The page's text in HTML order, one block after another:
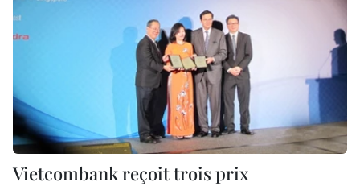
Vietcombank reçoit trois prix